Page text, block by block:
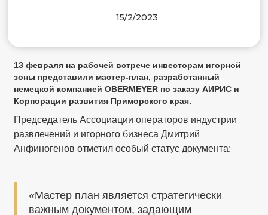
15/2/2023
13 февраля на рабочей встрече инвесторам игорной
зоны представили мастер-план, разработанный
немецкой компанией OBERMEYER по заказу АИРИС и
Корпорации развития Приморского края.
Председатель Ассоциации операторов индустрии
развлечений и игорного бизнеса Дмитрий
Анфиногенов отметил особый статус документа:
«Мастер план является стратегически
важным документом, задающим